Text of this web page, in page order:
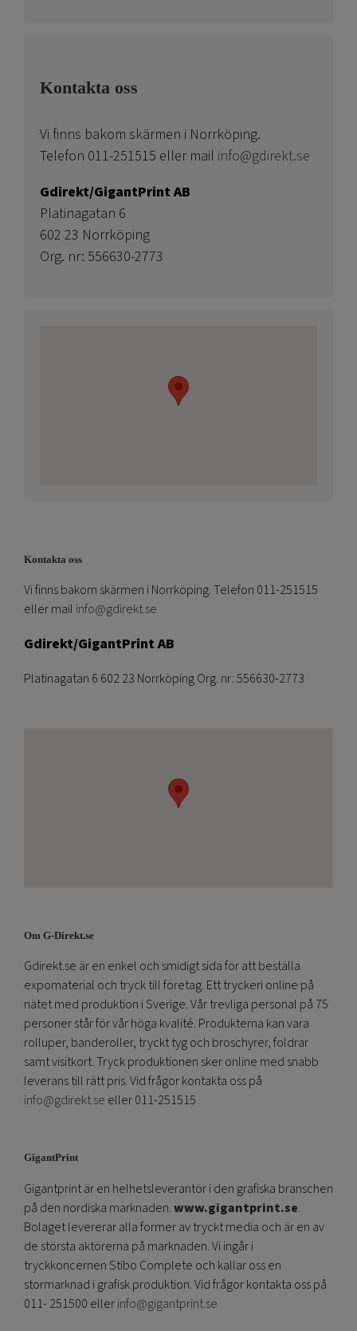
Kontakta oss
Vi finns bakom skärmen i Norrköping.
Telefon 011-251515 eller mail info@gdirekt.se
Gdirekt/GigantPrint AB
Platinagatan 6
602 23 Norrköping
Org. nr: 556630-2773
Kontakta oss
Vi finns bakom skärmen i Norrköping. Telefon 011-251515
eller mail info@gdirekt.se
Gdirekt/GigantPrint AB
Platinagatan 6 602 23 Norrköping Org. nr: 556630-2773
Om G-Direkt.se
Gdirekt.se är en enkel och smidigt sida för att beställa
expomaterial och tryck till företag. Ett tryckeri online på
nätet med produktion i Sverige. Vår trevliga personal på 75
personer står för vår höga kvalité. Produkterna kan vara
rolluper, banderoller, tryckt tyg och broschyrer, foldrar
samt visitkort. Tryck produktionen sker online med snabb
leverans till rätt pris. Vid frågor kontakta oss på
info@gdirekt.se eller 011-251515
GigantPrint
Gigantprint är en helhetsleverantör i den grafiska branschen
på den nordiska marknaden.www.gigantprint.se.
Bolaget levererar alla former av tryckt media och är en av
de största aktörerna på marknaden. Vi ingår i
tryckkoncernen Stibo Complete och kallar oss en
stormarknad i grafisk produktion. Vid frågor kontakta oss på
011- 251500 ellerinfo@gigantprint.se